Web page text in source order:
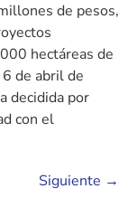
de pesos,
hectáreas de
de abril de
decidida por
con el
Siguiente →